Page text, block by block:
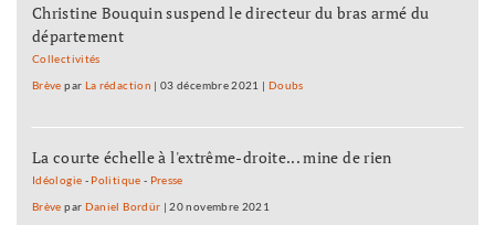
Christine Bouquin suspend le directeur du bras armé du
département
Collectivités
Brève par La rédaction |03 décembre 2021 | Doubs
La courte échelle à l'extrême-droite... mine de rien
Idéologie - Politique - Presse
Brève par Daniel Bordür |20 novembre 2021